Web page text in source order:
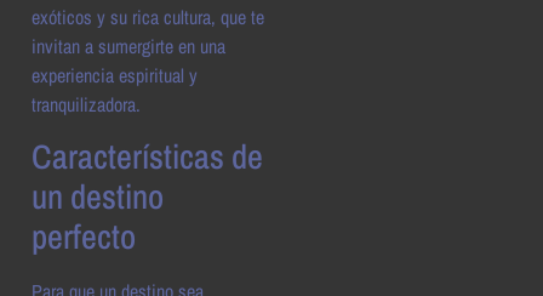
exóticos y su rica cultura, que te
invitan a sumergirte en una
experiencia espiritual y
tranquilizadora.
Características de
un destino
perfecto